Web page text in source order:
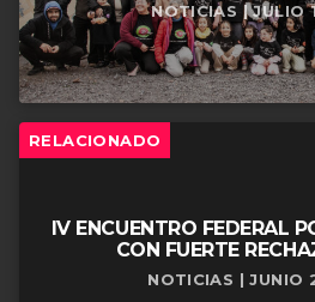
NOTICIAS | JULIO
RELACIONADO
IV ENCUENTRO FEDERAL
CON FUERTE
NOTICIAS | JUNIO